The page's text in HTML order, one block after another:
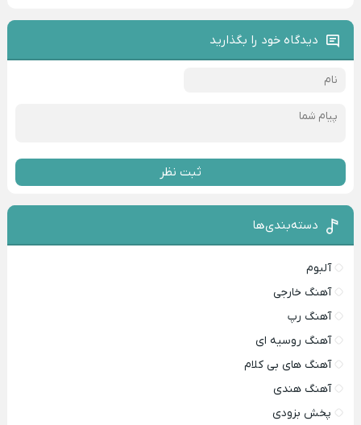
دیدگاه خود را بگذارید
ثبت نظر
دسته‌بندی‌ها
آلبوم
آهنگ خارجی
آهنگ رپ
آهنگ روسیه ای
آهنگ های بی کلام
آهنگ هندی
پخش بزودی